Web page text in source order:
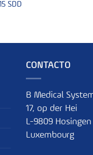
SDD
CONTACTO
B Medical
17, op der Hei
L-9809 Hosingen
Luxembourg